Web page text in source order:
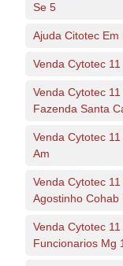
Se 5
Ajuda Citotec
Venda Cytotec
Venda Cytotec
Fazenda Santa
Venda Cytotec
Am
Venda Cytotec
Agostinho Cohab
Venda Cytotec
Funcionarios Mg